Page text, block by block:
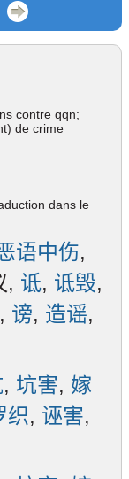
contre qqn;
de crime
dans le
语中伤,
, 诋, 诋毁,
谤, 造谣,
, 坑害, 嫁
织, 诬害,